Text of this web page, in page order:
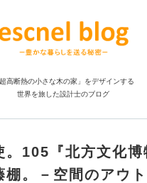
超高断熱の小さな木の家」をデザインする
世界を旅した設計士のブログ
。105『北方文化博
棚。－空間のアウ